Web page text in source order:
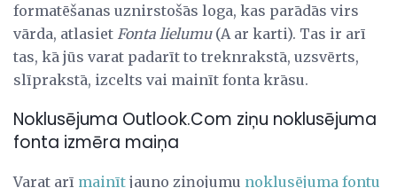
formatēšanas uznirstošās loga, kas parādās virs
vārda, atlasiet Fonta lielumu(A ar karti). Tas ir arī
tas, kā jūs varat padarīt to treknrakstā, uzsvērts,
slīprakstā, izcelts vai mainīt fonta krāsu.
Noklusējuma Outlook.Com ziņu noklusējuma
fonta izmēra maiņa
Varat arī mainīt jauno ziņojumu noklusējuma fontu